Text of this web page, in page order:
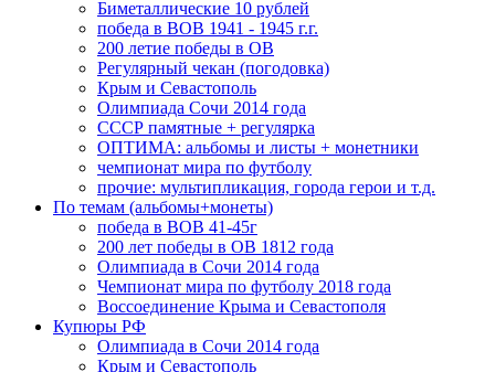
Биметаллические 10 рублей
победа в ВОВ 1941 - 1945 г.г.
200 летие победы в ОВ
Регулярный чекан (погодовка)
Крым и Севастополь
Олимпиада Сочи 2014 года
СССР памятные + регулярка
ОПТИМА: альбомы и листы + монетники
чемпионат мира по футболу
прочие: мультипликация, города герои и т.д.
По темам (альбомы+монеты)
победа в ВОВ 41-45г
200 лет победы в ОВ 1812 года
Олимпиада в Сочи 2014 года
Чемпионат мира по футболу 2018 года
Воссоединение Крыма и Севастополя
Купюры РФ
Олимпиада в Сочи 2014 года
Крым и Севастополь